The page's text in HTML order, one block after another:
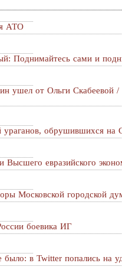
АТО
Поднимайтесь сами и
ушел от Ольги
ураганов, обрушившихся
Высшего евразийского
Московской городской
боевика ИГ
было: в Twitter попались на